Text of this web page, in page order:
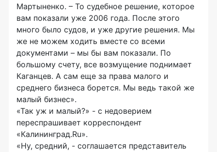
Мартыненко. – То судебное решение, которое
вам показали уже 2006 года. После этого
много было судов, и уже другие решения. Мы
же не можем ходить вместе со всеми
документами – мы бы вам показали. По
большому счету, все возмущение поднимает
Каганцев. А сам еще за права малого и
среднего бизнеса борется. Мы ведь такой же
малый бизнес».
«Так уж и малый?» - с недоверием
переспрашивает корреспондент
«Калининград.Ru».
«Ну, средний, - соглашается представитель